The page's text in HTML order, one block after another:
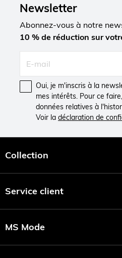
Newsletter
Abonnez-vous à notre
10 % de réduction sur
Oui, je m'inscris à la
mes intérêts. Pour ce
données relatives à
Voir la déclaration de
Collection
Service client
MS Mode